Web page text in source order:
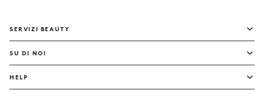
SERVIZI BEAUTY
SU DI NOI
HELP